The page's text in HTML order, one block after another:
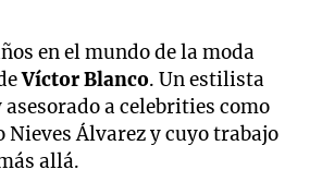
en el mundo de la moda
Víctor Blanco. Un estilista
asesorado a celebrities como
Nieves Álvarez y cuyo trabajo
allá.